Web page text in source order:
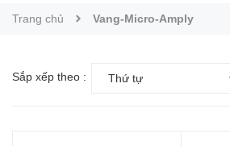
Trang chủ Vang-Micro-Amply
Sắp xếp theo : Thứ tự